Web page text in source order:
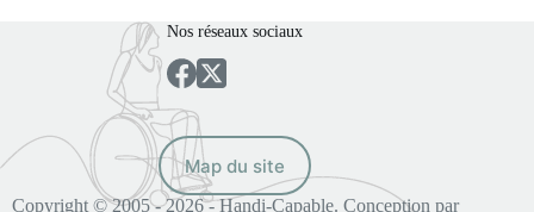
Nos réseaux sociaux
Map du site
Copyright © 2005 - 2026 - Handi-Capable. Conception par